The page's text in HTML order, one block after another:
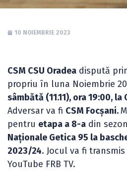
10 NOIEMBRIE 2023
CSM CSU Oradea dispută
propriu în luna Noiembrie
sâmbătă (11.11), ora 19:00, la
Adversar va fi CSM Focșani.
pentru etapa a 8-a din
Naționale Getica 95 la
2023/24. Jocul va fi
YouTube FRB TV.